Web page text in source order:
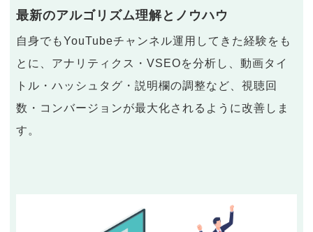
最新のアルゴリズム理解とノウハウ
自身でもYouTubeチャンネル運用してきた経験をも
とに、アナリティクス・VSEOを分析し、動画タイ
トル・ハッシュタグ・説明欄の調整など、視聴回
数・コンバージョンが最大化されるように改善しま
す。